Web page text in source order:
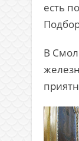
есть
В